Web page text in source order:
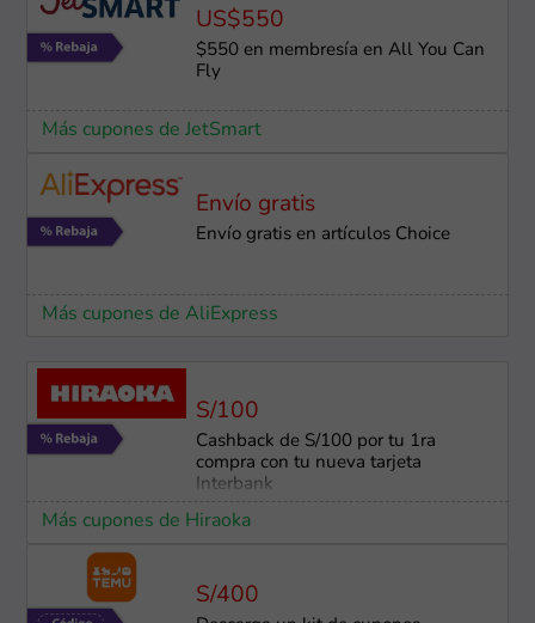
US$550
$550 en membresía en All You Can
Fly
Más cupones de JetSmart
Envío gratis
Envío gratis en artículos Choice
Más cupones de AliExpress
S/100
Cashback de S/100 por tu 1ra
compra con tu nueva tarjeta
Interbank
Más cupones de Hiraoka
S/400